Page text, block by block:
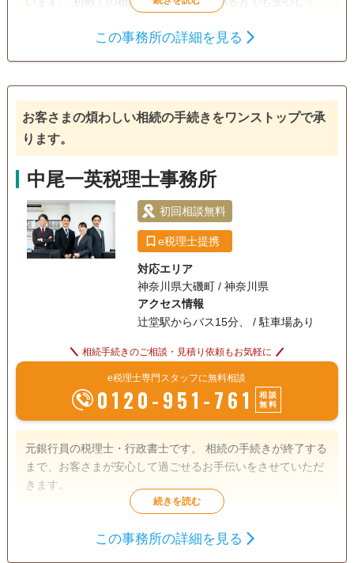
サービスを提供するために、小さなお悩みやご事情まできめ
生前贈与
訪問可 土日相談可 初回相談無料 オンライン面談可
事務所面談可
この事務所の詳細を見る
お客さまの煩わしい相続の手続きをワンストップで承
ります。
中尾一英税理士事務所
初回相談無料
e税理士提携
対応エリア
神奈川県大磯町 / 神奈川県
アクセス情報
辻堂駅からバス15分、 / 駐車場あり
相続手続きのご相談・見積り依頼もお気軽に
e税理士専門スタッフに無料相談
0120-951-761
相談
無料
元銀行員の税理士・行政書士です。 相続の手続きが終了する
まで、お客さまが安心して過ごせるお手伝いをさせていただ
きます。
遺産分割
この事務所の詳細を見る